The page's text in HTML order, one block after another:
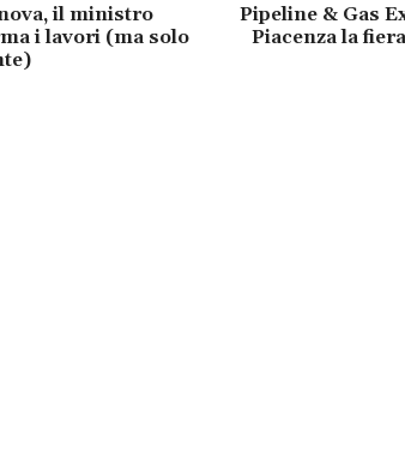
il ministro
i lavori (ma solo
Pipeline & Gas
Piacenza la